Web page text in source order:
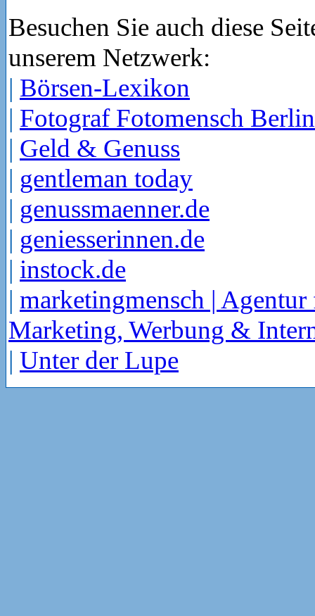
Besuchen Sie auch diese
unserem Netzwerk:
| Börsen-Lexikon
| Fotograf Fotomensch Berlin
| Geld & Genuss
| gentleman today
| genussmaenner.de
| geniesserinnen.de
| instock.de
| marketingmensch | Agentur
Marketing, Werbung &
| Unter der Lupe